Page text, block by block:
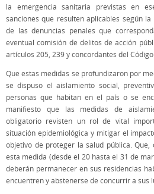
la emergencia sanitaria previstas en
sanciones que resulten aplicables según
de las denuncias penales que
eventual comisión de delitos de acción
artículos 205, 239 y concordantes del Código
Que estas medidas se profundizaron por
se dispuso el aislamiento social,
personas que habitan en el país o se
manifiesto que las medidas de
obligatorio revisten un rol de vital
situación epidemiológica y mitigar el
objetivo de proteger la salud pública.
esta medida (desde el 20 hasta el 31 de
deberán permanecer en sus residencias
encuentren y abstenerse de concurrir a sus